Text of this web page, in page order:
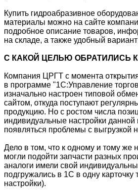
Купить гидроабразивное
материалы можно на сайте
подробное описание товаров,
на складе, а также удобный
С КАКОЙ ЦЕЛЬЮ ОБРАТИЛИСЬ
Компания ЦРГТ с момента
в программе "1С:Управление
изначально настроен типовой
сайтом, откуда поступают
продукцию. Но с ростом числа
индивидуальные настройки данной
появляться проблемы с выгрузкой
Дело в том, что к одному и тому же
могли подойти запчасти разных
аналоги имели свой
подгружались в 1С в одну карточку
настройки).